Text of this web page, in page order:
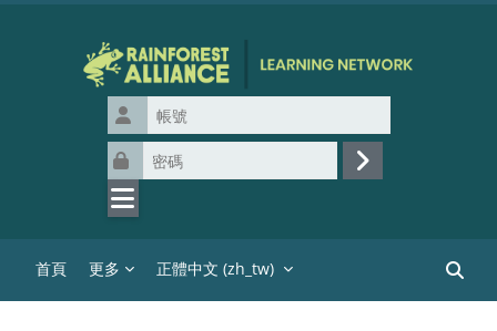
帳號
密碼
登入
首頁 更多 正體中文 ‎(zh_tw)‎
搜尋課